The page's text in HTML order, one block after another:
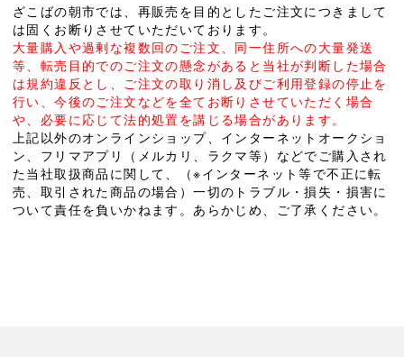
ざこばの朝市では、再販売を目的としたご注文につきまして
は固くお断りさせていただいております。
大量購入や過剰な複数回のご注文、同一住所への大量発送
等、転売目的でのご注文の懸念があると当社が判断した場合
は規約違反とし、ご注文の取り消し及びご利用登録の停止を
行い、今後のご注文などを全てお断りさせていただく場合
や、必要に応じて法的処置を講じる場合があります。
上記以外のオンラインショップ、インターネットオークショ
ン、フリマアプリ（メルカリ、ラクマ等）などでご購入され
た当社取扱商品に関して、（※インターネット等で不正に転
売、取引された商品の場合）一切のトラブル・損失・損害に
ついて責任を負いかねます。あらかじめ、ご了承ください。